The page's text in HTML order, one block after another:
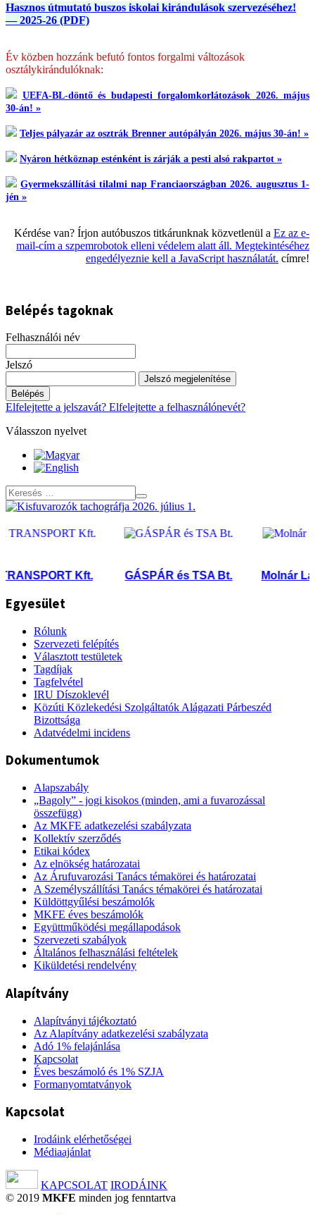
Hasznos útmutató buszos iskolai kirándulások szervezéséhez!
— 2025-26 (PDF)
Év közben hozzánk befutó fontos forgalmi változások
osztálykirándulóknak:
UEFA-BL-döntő és budapesti forgalomkorlátozások 2026. május
30-án! »
Teljes pályazár az osztrák Brenner autópályán 2026. május 30-án! »
Nyáron hétköznap esténként is zárják a pesti alsó rakpartot »
Gyermekszállítási tilalmi nap Franciaországban 2026. augusztus 1-
jén »
Kérdése van? Írjon autóbuszos titkárunknak közvetlenül a Ez az e-
mail-cím a szpemrobotok elleni védelem alatt áll. Megtekintéséhez
engedélyeznie kell a JavaScript használatát. címre!
Belépés tagoknak
Felhasználói név
Jelszó
Jelszó megjelenítése
Belépés
Elfelejtette a jelszavát? Elfelejtette a felhasználónevét?
Válasszon nyelvet
Kft. GÁSPÁR és TSA Bt. Molnár Lajos
Egyesület
Rólunk
Szervezeti felépítés
Választott testületek
Tagdíjak
Tagfelvétel
IRU Díszoklevél
Közúti Közlekedési Szolgáltatók Alágazati Párbeszéd
Bizottsága
Adatvédelmi incidens
Dokumentumok
Alapszabály
„Bagoly” - jogi kisokos (minden, ami a fuvarozással
összefügg)
Az MKFE adatkezelési szabályzata
Kollektív szerződés
Etikai kódex
Az elnökség határozatai
Az Árufuvarozási Tanács témakörei és határozatai
A Személyszállítási Tanács témakörei és határozatai
Küldöttgyűlési beszámolók
MKFE éves beszámolók
Együttműködési megállapodások
Szervezeti szabályok
Általános felhasználási feltételek
Kiküldetési rendelvény
Alapítvány
Alapítványi tájékoztató
Az Alapítvány adatkezelési szabályzata
Adó 1% felajánlása
Kapcsolat
Éves beszámoló és 1% SZJA
Formanyomtatványok
Kapcsolat
Irodáink elérhetőségei
Médiaajánlat
KAPCSOLAT IRODÁINK
© 2019 MKFE minden jog fenntartva